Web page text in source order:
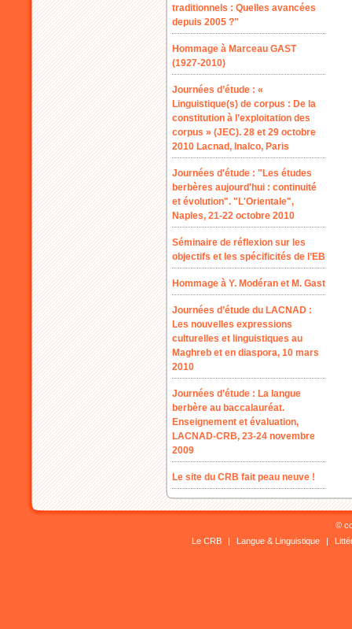
traditionnels : Quelles avancées
depuis 2005 ?"
Hommage à Marceau GAST
(1927-2010)
Journées d’étude : «
Linguistique(s) de corpus : De la
constitution à l’exploitation des
corpus » (JEC). 28 et 29 octobre
2010 Lacnad, Inalco, Paris
Journées d'étude : "Les études
berbères aujourd'hui : continuité
et évolution". "L'Orientale",
Naples, 21-22 octobre 2010
Séminaire de réflexion sur les
objectifs et les spécificités de l’EB
Hommage à Y. Modéran et M. Gast
Journées d’étude du LACNAD :
Les nouvelles expressions
culturelles et linguistiques au
Maghreb et en diaspora, 10 mars
2010
Journées d’étude : La langue
berbère au baccalauréat.
Enseignement et évaluation,
LACNAD-CRB, 23-24 novembre
2009
Le site du CRB fait peau neuve !
©
Le CRB
| Langue & Linguistique |